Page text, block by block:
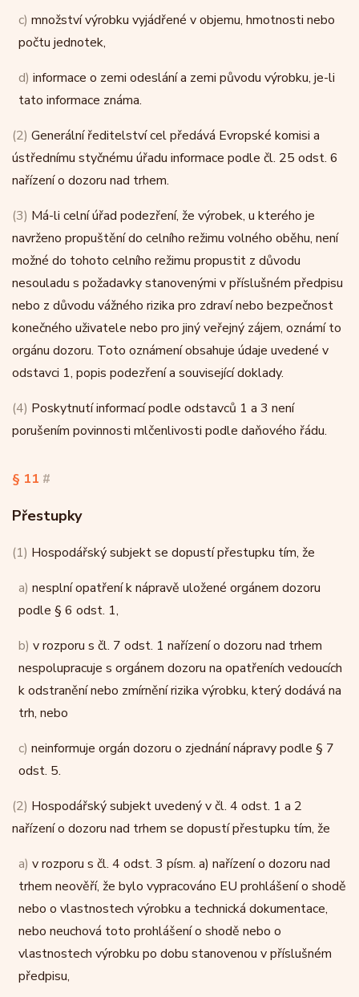
c) množství výrobku vyjádřené v objemu, hmotnosti nebo
počtu jednotek,
d) informace o zemi odeslání a zemi původu výrobku, je-li
tato informace známa.
(2) Generální ředitelství cel předává Evropské komisi a
ústřednímu styčnému úřadu informace podle čl. 25 odst. 6
nařízení o dozoru nad trhem.
(3) Má-li celní úřad podezření, že výrobek, u kterého je
navrženo propuštění do celního režimu volného oběhu, není
možné do tohoto celního režimu propustit z důvodu
nesouladu s požadavky stanovenými v příslušném předpisu
nebo z důvodu vážného rizika pro zdraví nebo bezpečnost
konečného uživatele nebo pro jiný veřejný zájem, oznámí to
orgánu dozoru. Toto oznámení obsahuje údaje uvedené v
odstavci 1, popis podezření a související doklady.
(4) Poskytnutí informací podle odstavců 1 a 3 není
porušením povinnosti mlčenlivosti podle daňového řádu.
§ 11 #
Přestupky
(1) Hospodářský subjekt se dopustí přestupku tím, že
a) nesplní opatření k nápravě uložené orgánem dozoru
podle § 6 odst. 1,
b) v rozporu s čl. 7 odst. 1 nařízení o dozoru nad trhem
nespolupracuje s orgánem dozoru na opatřeních vedoucích
k odstranění nebo zmírnění rizika výrobku, který dodává na
trh, nebo
c) neinformuje orgán dozoru o zjednání nápravy podle § 7
odst. 5.
(2) Hospodářský subjekt uvedený v čl. 4 odst. 1 a 2
nařízení o dozoru nad trhem se dopustí přestupku tím, že
a) v rozporu s čl. 4 odst. 3 písm. a) nařízení o dozoru nad
trhem neověří, že bylo vypracováno EU prohlášení o shodě
nebo o vlastnostech výrobku a technická dokumentace,
nebo neuchová toto prohlášení o shodě nebo o
vlastnostech výrobku po dobu stanovenou v příslušném
předpisu,